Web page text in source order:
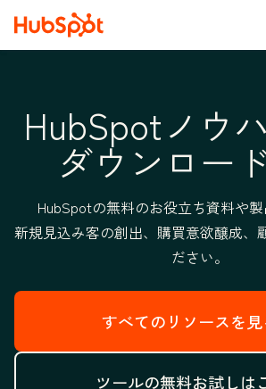
HubSpotノウ
ダウンロー
HubSpotの無料のお役立ち資料や製
新規見込み客の創出、購買意欲醸成、
ださい。
すべてのリソースを
ツールの無料お試しは